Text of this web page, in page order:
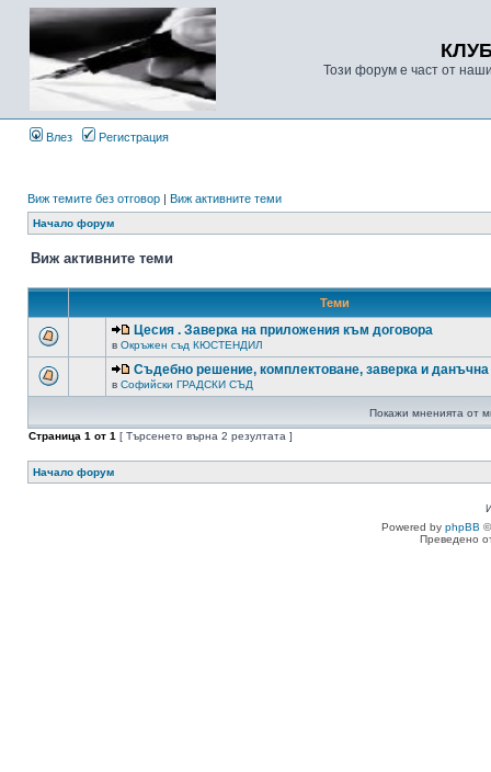
Този форум е част от
Влез Регистрация
Виж темите без отговор | Виж активните теми
Начало форум
Виж активните теми
Теми
Цесия . Заверка на приложения към договора
в Окръжен съд КЮСТЕНДИЛ
Съдебно решение, комплектоване, заверка и данъчна
в Софийски ГРАДСКИ СЪД
Покажи мненията от
Страница 1 от 1 [ Търсенето върна 2 резултата ]
Начало форум
Powered by phpBB
Преведено